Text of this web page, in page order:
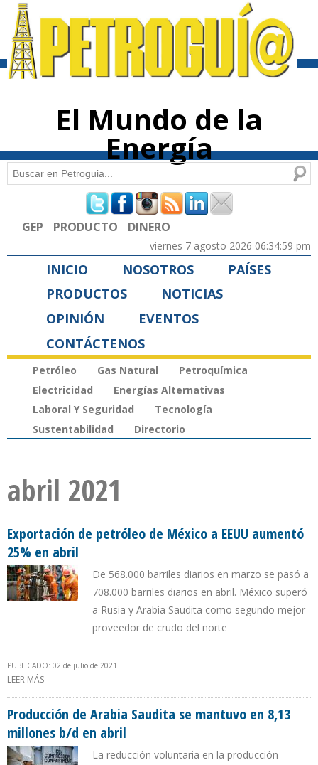
contenido
El Mundo de la
Energía
Formulario de búsqueda
Buscar
GEP PRODUCTO DINERO
viernes 7 agosto 2026 06:34:59 pm
INICIO NOSOTROS
PAÍSES
PRODUCTOS
NOTICIAS
OPINIÓN
EVENTOS
CONTÁCTENOS
Petróleo Gas Natural
Petroquímica
Electricidad
Energías Alternativas
Laboral Y Seguridad
Tecnología
Sustentabilidad
Directorio
abril 2021
Exportación de petróleo de México a EEUU aumentó
25% en abril
De 568.000 barriles diarios en marzo se pasó a
708.000 barriles diarios en abril. México superó
a Rusia y Arabia Saudita como segundo mejor
proveedor de crudo del norte
PUBLICADO: 02 de julio de 2021
LEER MÁS
Producción de Arabia Saudita se mantuvo en 8,13
millones b/d en abril
La reducción voluntaria en la producción